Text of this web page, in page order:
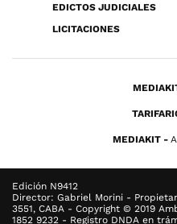
EDICTOS JUDICIALES
LICITACIONES
MEDIAKIT
Edición N9412
Director: Gabriel Morini -
3551, CABA - Copyright © 2019
1852 9232 - Registro DNDA en